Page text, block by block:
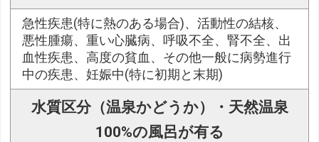
急性疾患(特に熱のある場合)、活動性の結核、
悪性腫瘍、重い心臓病、呼吸不全、腎不全、出
血性疾患、高度の貧血、その他一般に病勢進行
中の疾患、妊娠中(特に初期と末期)
水質区分（温泉かどうか）・天然温泉
100%の風呂が有る